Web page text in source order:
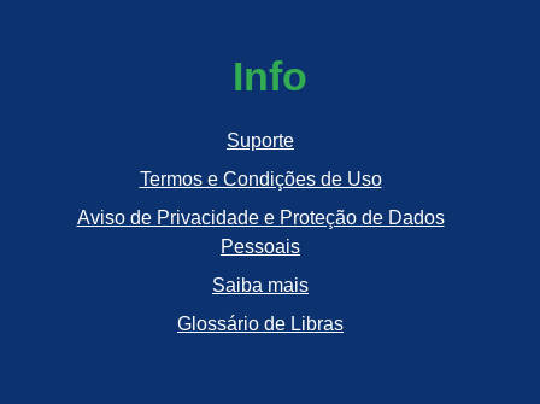
Info
Suporte
Termos e Condições de Uso
Aviso de Privacidade e Proteção de Dados
Pessoais
Saiba mais
Glossário de Libras